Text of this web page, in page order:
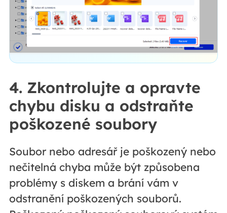
4. Zkontrolujte a opravte
chybu disku a odstraňte
poškozené soubory
Soubor nebo adresář je poškozený nebo
nečitelná chyba může být způsobena
problémy s diskem a brání vám v
odstranění poškozených souborů.